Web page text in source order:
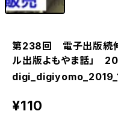
第238回 電子出版続
ル出版よもやま話」
¥110